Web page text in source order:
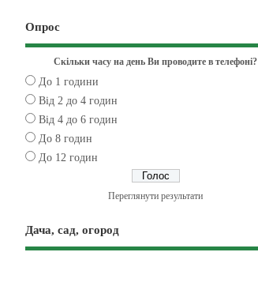
Опрос
Скільки часу на день Ви проводите в телефоні?
До 1 години
Від 2 до 4 годин
Від 4 до 6 годин
До 8 годин
До 12 годин
Переглянути результати
Дача, сад, огород